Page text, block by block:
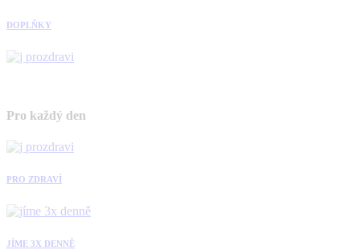
DOPLŇKY
Pro každý den
PRO ZDRAVÍ
JÍME 3X DENNĚ